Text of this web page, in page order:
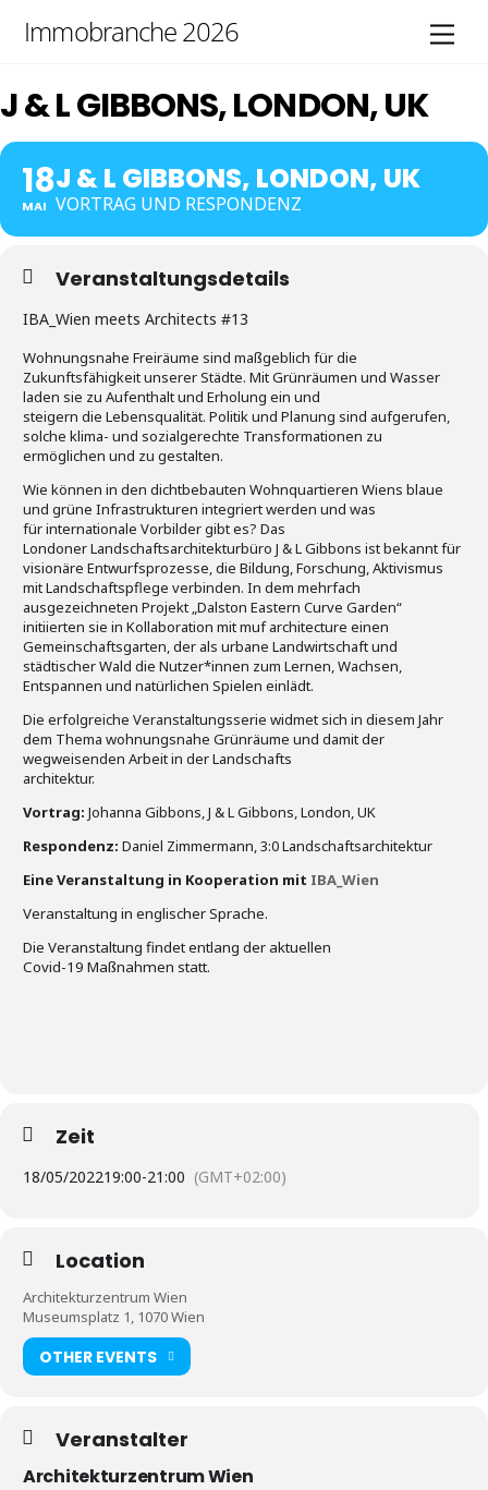
Immobranche 2026
J & L GIBBONS, LONDON, UK
18
MAI
J & L GIBBONS, LONDON, UK
VORTRAG UND RESPONDENZ
Veranstaltungsdetails
IBA_Wien meets Architects #13
Wohnungsnahe Freiräume sind maßgeblich für die
Zukunftsfähigkeit unserer Städte. Mit Grünräumen und Wasser
laden sie zu Aufenthalt und Erholung ein und
steigern die Lebensqualität. Politik und Planung sind aufgerufen,
solche klima- und sozialgerechte Transformationen zu
ermöglichen und zu gestalten.
Wie können in den dichtbebauten Wohnquartieren Wiens blaue
und grüne Infrastrukturen integriert werden und was
für internationale Vorbilder gibt es? Das
Londoner Landschaftsarchitekturbüro J & L Gibbons ist bekannt für
visionäre Entwurfsprozesse, die Bildung, Forschung, Aktivismus
mit Landschaftspflege verbinden. In dem mehrfach
ausgezeichneten Projekt „Dalston Eastern Curve Garden“
initiierten sie in Kollaboration mit muf architecture einen
Gemeinschaftsgarten, der als urbane Landwirtschaft und
städtischer Wald die Nutzer*innen zum Lernen, Wachsen,
Entspannen und natürlichen Spielen einlädt.
Die erfolgreiche Veranstaltungsserie widmet sich in diesem Jahr
dem Thema wohnungsnahe Grünräume und damit der
wegweisenden Arbeit in der Landschafts
architektur.
Vortrag: Johanna Gibbons, J & L Gibbons, London, UK
Respondenz: Daniel Zimmermann, 3:0 Landschaftsarchitektur
Eine Veranstaltung in Kooperation mit IBA_Wien
Veranstaltung in englischer Sprache.
Die Veranstaltung findet entlang der aktuellen
Covid-19 Maßnahmen statt.
Zeit
18/05/202219:00-21:00 (GMT+02:00)
Location
Architekturzentrum Wien
Museumsplatz 1, 1070 Wien
OTHER EVENTS
Veranstalter
Architekturzentrum Wien